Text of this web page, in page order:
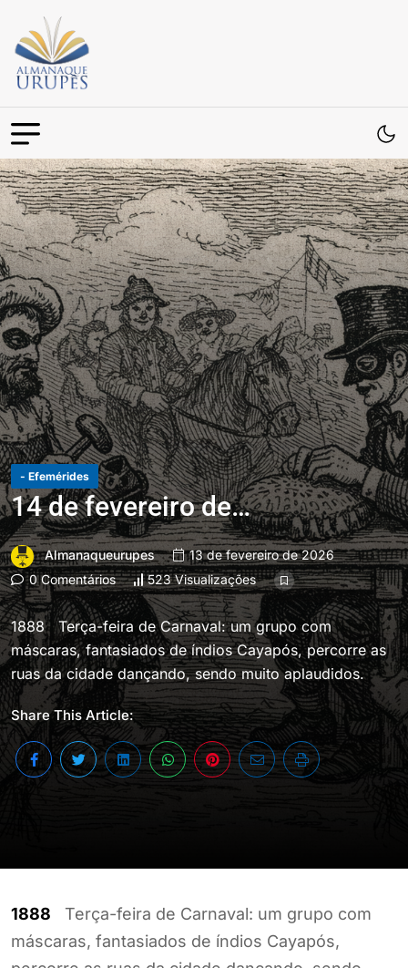
- Efemérides
14 de fevereiro de…
Almanaqueurupes
13 de fevereiro de 2026
0 Comentários
523 Visualizações
1888 Terça-feira de Carnaval: um grupo com
máscaras, fantasiados de índios Cayapós, percorre as
ruas da cidade dançando, sendo muito aplaudidos.
Share This Article:
1888 Terça-feira de Carnaval: um grupo com
máscaras, fantasiados de índios Cayapós,